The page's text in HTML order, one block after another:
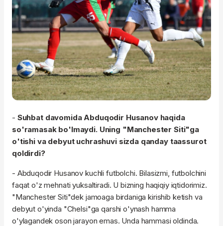
- Suhbat davomida Abduqodir Husanov haqida
so'ramasak bo'lmaydi. Uning "Manchester Siti"ga
o'tishi va debyut uchrashuvi sizda qanday taassurot
qoldirdi?
- Abduqodir Husanov kuchli futbolchi. Bilasizmi, futbolchini
faqat o'z mehnati yuksaltiradi. U bizning haqiqiy iqtidorimiz.
"Manchester Siti"dek jamoaga birdaniga kirishib ketish va
debyut o'yinda "Chelsi"ga qarshi o'ynash hamma
o'ylagandek oson jarayon emas. Unda hammasi oldinda.